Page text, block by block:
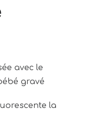
avec le
gravé
la